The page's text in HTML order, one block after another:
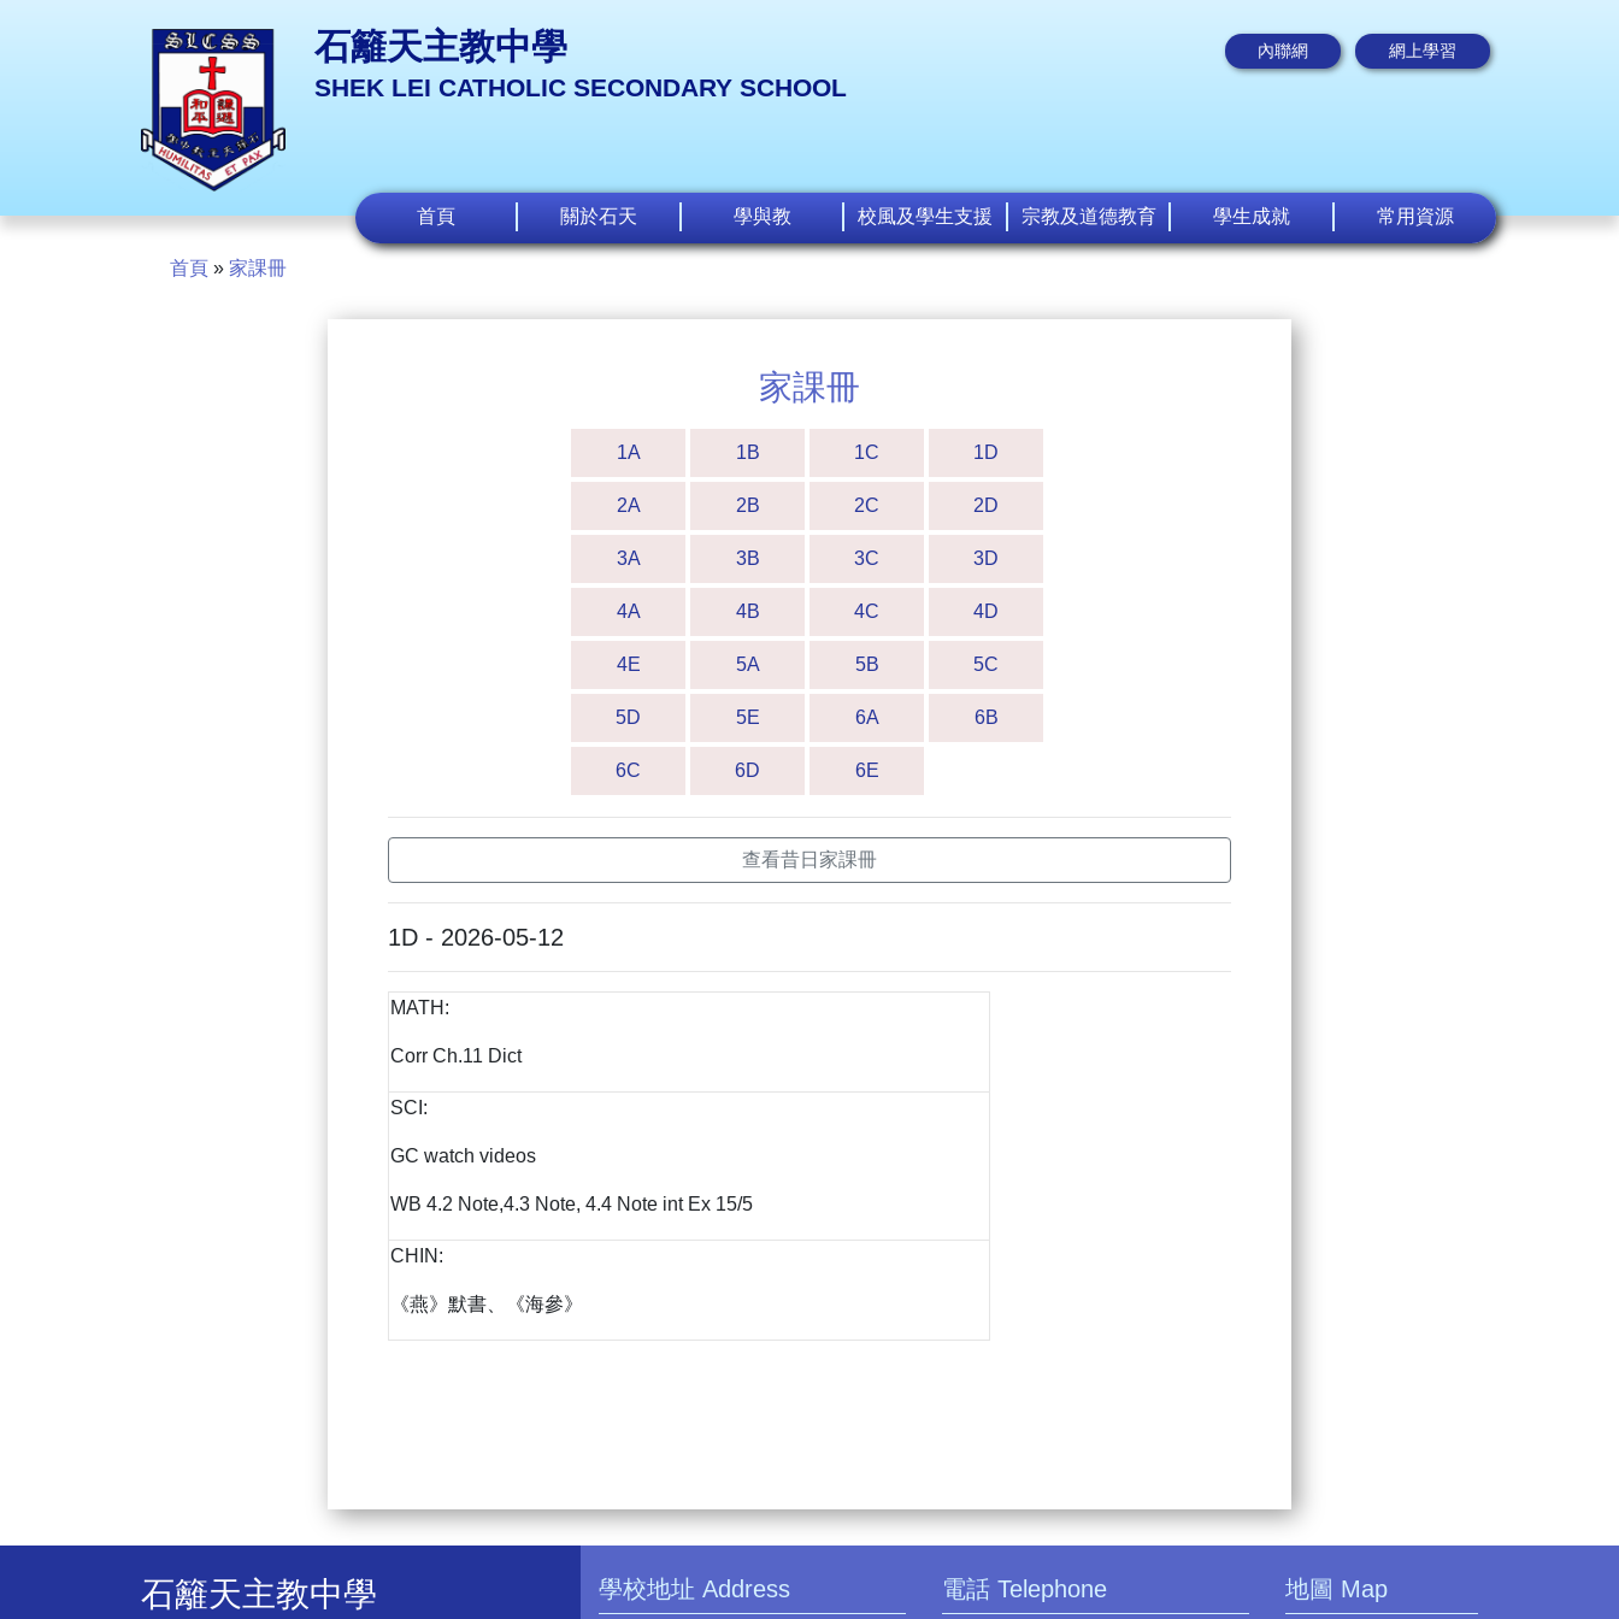
石籬天主教中學
SHEK LEI CATHOLIC SECONDARY SCHOOL
內聯網 網上學習
首頁 關於石天 學與教 校風及學生支援 宗教及道德教育 學生成就 常用資源
首頁 » 家課冊
家課冊
1A 1B 1C 1D
2A 2B 2C 2D
3A 3B 3C 3D
4A 4B 4C 4D
4E 5A 5B 5C
5D 5E 6A 6B
6C 6D 6E
查看昔日家課冊
1D - 2026-05-12
MATH:
Corr Ch.11 Dict
SCI:
GC watch videos
WB 4.2 Note,4.3 Note, 4.4 Note int Ex 15/5
CHIN:
《燕》默書、《海參》
石籬天主教中學 學校地址 Address 電話 Telephone 地圖 Map